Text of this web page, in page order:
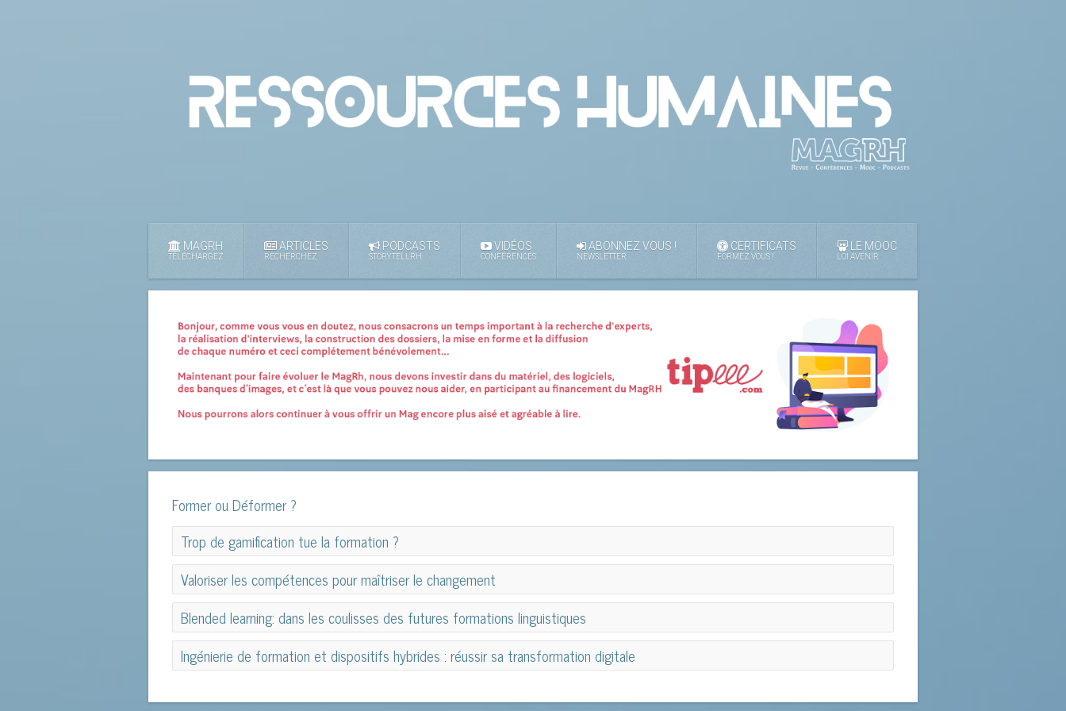
MAGRH
TÉLÉCHARGEZ
ARTICLES
RECHERCHEZ
PODCASTS
STORYTELLRH
VIDÉOS
CONFÉRENCES
ABONNEZ VOUS !
NEWSLETTER
CERTIFICATS
FORMEZ VOUS !
LE MOOC
LOI AVENIR
Former ou Déformer ?
Trop de gamification tue la formation ?
Trop de gamification tue la formation ?
Valoriser les compétences pour maîtriser le changement
Valoriser les compétences pour maîtriser le changement
Blended learning: dans les coulisses des futures formations linguistiques
Blended learning: dans les coulisses des futures formations linguistiques
Ingénierie de formation et dispositifs hybrides : réussir sa transformation digitale